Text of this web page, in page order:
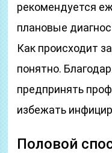
рекомендуется
плановые
Как происходит
понятно.
предпринять
избежать
Половой